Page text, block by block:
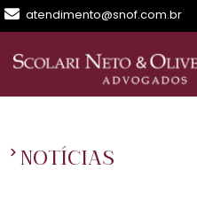
atendimento@snof.com.br
NOTÍCIAS